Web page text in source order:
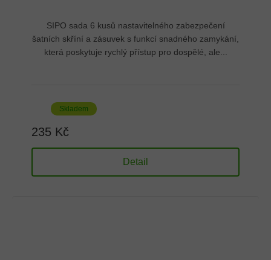
SIPO sada 6 kusů nastavitelného zabezpečení
šatních skříní a zásuvek s funkcí snadného zamykání,
která poskytuje rychlý přístup pro dospělé, ale...
Skladem
235 Kč
Detail